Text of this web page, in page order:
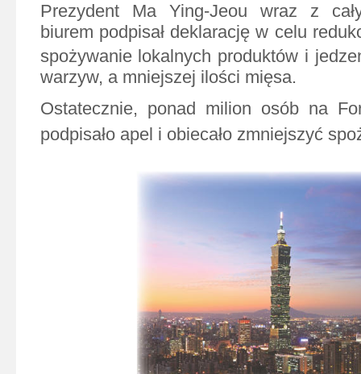
Prezydent Ma Ying-Jeou wraz z
biurem podpisał deklarację w celu
spożywanie lokalnych produktów i
warzyw, a mniejszej ilości mięsa.
Ostatecznie, ponad milion osób na
podpisało apel i obiecało zmniejszyć